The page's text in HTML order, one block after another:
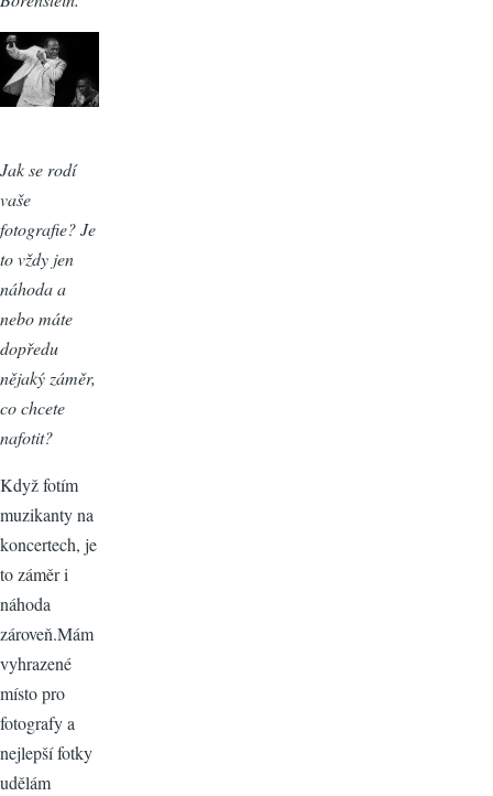
Jak se rodí
vaše
fotografie? Je
to vždy jen
náhoda a
nebo máte
dopředu
nějaký záměr,
co chcete
nafotit?
Když fotím
muzikanty na
koncertech, je
to záměr i
náhoda
zároveň.Mám
vyhrazené
místo pro
fotografy a
nejlepší fotky
udělám